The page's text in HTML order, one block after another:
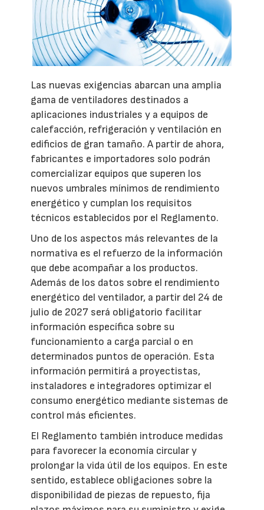
Las nuevas exigencias abarcan una amplia
gama de ventiladores destinados a
aplicaciones industriales y a equipos de
calefacción, refrigeración y ventilación en
edificios de gran tamaño. A partir de ahora,
fabricantes e importadores solo podrán
comercializar equipos que superen los
nuevos umbrales mínimos de rendimiento
energético y cumplan los requisitos
técnicos establecidos por el Reglamento.
Uno de los aspectos más relevantes de la
normativa es el refuerzo de la información
que debe acompañar a los productos.
Además de los datos sobre el rendimiento
energético del ventilador, a partir del 24 de
julio de 2027 será obligatorio facilitar
información específica sobre su
funcionamiento a carga parcial o en
determinados puntos de operación. Esta
información permitirá a proyectistas,
instaladores e integradores optimizar el
consumo energético mediante sistemas de
control más eficientes.
El Reglamento también introduce medidas
para favorecer la economía circular y
prolongar la vida útil de los equipos. En este
sentido, establece obligaciones sobre la
disponibilidad de piezas de repuesto, fija